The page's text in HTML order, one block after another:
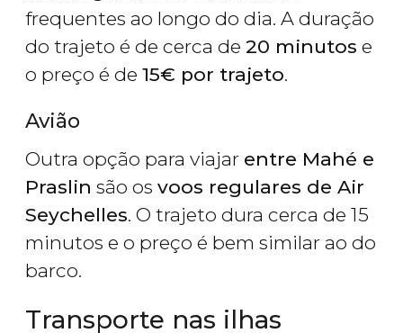
frequentes ao longo do dia. A duração
do trajeto é de cerca de 20 minutos e
o preço é de 15€ por trajeto.
Avião
Outra opção para viajar entre Mahé e
Praslin são os voos regulares de Air
Seychelles. O trajeto dura cerca de 15
minutos e o preço é bem similar ao do
barco.
Transporte nas ilhas